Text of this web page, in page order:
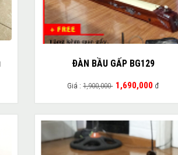
ĐÀN BẦU GẤP BG129
Giá :1,900,000 1,690,000 đ